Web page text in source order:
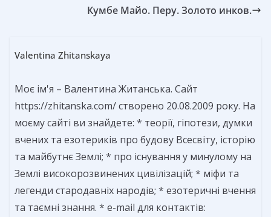
Кумбе Майо. Перу. Золото инков.
Valentina Zhitanskaya
Моє ім'я – Валентина Житанська. Сайт
https://zhitanska.com/ створено 20.08.2009 року. На
моєму сайті ви знайдете: * теорії, гіпотези, думки
вчених та езотериків про будову Всесвіту, історію
та майбутнє Землі; * про існування у минулому на
Землі високорозвинених цивілізацій; * міфи та
легенди стародавніх народів; * езотеричні вчення
та таємні знання. * e-mail для контактів: